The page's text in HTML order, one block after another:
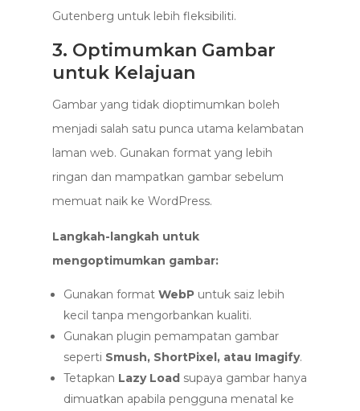
Gutenberg untuk lebih fleksibiliti.
3. Optimumkan Gambar
untuk Kelajuan
Gambar yang tidak dioptimumkan boleh
menjadi salah satu punca utama kelambatan
laman web. Gunakan format yang lebih
ringan dan mampatkan gambar sebelum
memuat naik ke WordPress.
Langkah-langkah untuk
mengoptimumkan gambar:
Gunakan format WebPuntuk saiz lebih
kecil tanpa mengorbankan kualiti.
Gunakan plugin pemampatan gambar
seperti Smush, ShortPixel, atau Imagify.
Tetapkan Lazy Loadsupaya gambar hanya
dimuatkan apabila pengguna menatal ke